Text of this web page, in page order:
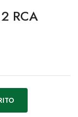
RCA